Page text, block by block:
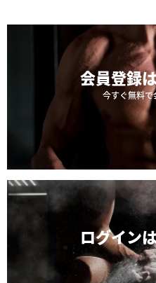
会員登録
今すぐ無料で
ログイン